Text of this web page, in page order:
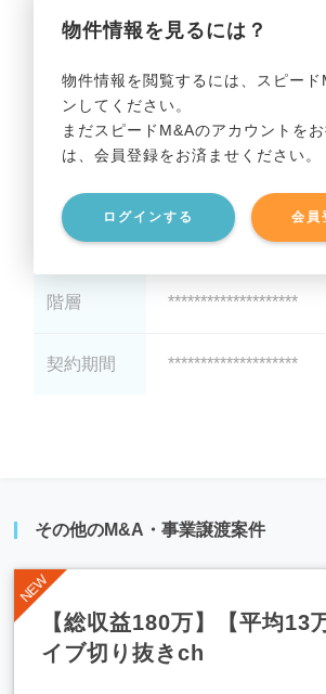
物件情報を見るには？
物件情報を閲覧するには、スピード
ンしてください。
まだスピードM&Aのアカウントを
は、会員登録をお済ませください。
ログインする 会員
保証金・敷
********************
礼金 ********************
駅徒歩 ********************
階層 ********************
契約期間 ********************
その他のM&A・事業譲渡案件
【総収益180万】【平均13
イブ切り抜きch